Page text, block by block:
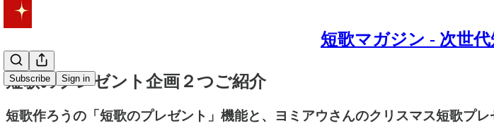
短歌マガジン - 次世
Subscribe Sign in
短歌のプレゼント企画２つご紹介
短歌作ろうの「短歌のプレゼント」機能と、ヨミアウさんのクリスマス短歌プ